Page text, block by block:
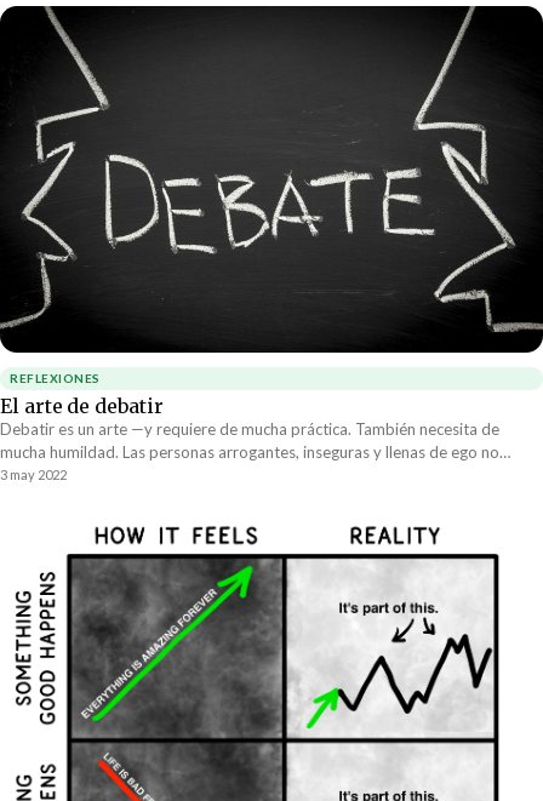
REFLEXIONES
El arte de debatir
Debatir es un arte —y requiere de mucha práctica. También necesita de
mucha humildad. Las personas arrogantes, inseguras y llenas de ego no
pueden debatir. Su inclinación es pelear. No tienen otra opción. Siempre se
3 may 2022